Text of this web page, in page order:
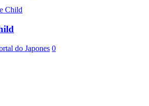
do Japones 0